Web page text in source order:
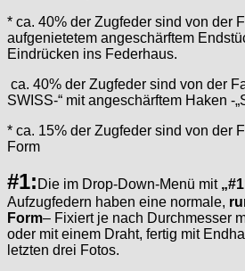
FB „Förster"
GUB "Glashütter Uhrenbetrieb"
HB "Hermann Becker"
Heuer
HPP „Henzi & Pfaff"
Index
Intese
ISA
* ca. 40% der Zugfeder sind von der
aufgenietetem angeschärftem
Eindrücken ins Federhaus.
ca. 40% der Zugfeder sind von der
SWISS-“ mit angeschärftem Haken -
* ca. 15% der Zugfeder sind von der
Form
#1: Die im Drop-Down-Menü mit
Aufzugfedern haben eine normale,
Form– Fixiert je nach Durchmesser
oder mit einem Draht, fertig mit
letzten drei Fotos.